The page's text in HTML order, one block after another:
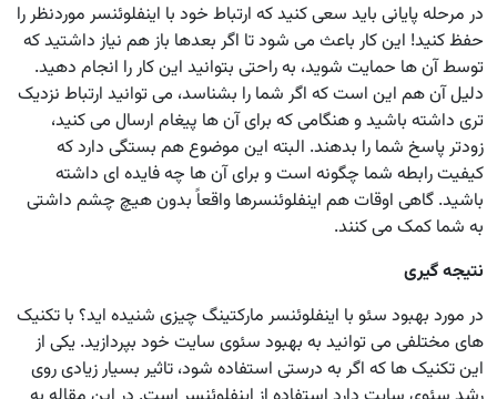
در مرحله پایانی باید سعی کنید که ارتباط خود با اینفلوئنسر موردنظر را
حفظ کنید! این کار باعث می شود تا اگر بعدها باز هم نیاز داشتید که
توسط آن ها حمایت شوید، به راحتی بتوانید این کار را انجام دهید.
دلیل آن هم این است که اگر شما را بشناسد، می توانید ارتباط نزدیک
تری داشته باشید و هنگامی که برای آن ها پیغام ارسال می کنید،
زودتر پاسخ شما را بدهند. البته این موضوع هم بستگی دارد که
کیفیت رابطه شما چگونه است و برای آن ها چه فایده ای داشته
باشید. گاهی اوقات هم اینفلوئنسرها واقعاً بدون هیچ چشم داشتی
به شما کمک می کنند.
نتیجه گیری
در مورد بهبود سئو با اینفلوئنسر مارکتینگ چیزی شنیده اید؟ با تکنیک
های مختلفی می توانید به بهبود سئوی سایت خود بپردازید. یکی از
این تکنیک ها که اگر به درستی استفاده شود، تاثیر بسیار زیادی روی